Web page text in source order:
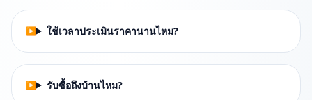
ใช้เวลาประเมินราคานานไหม?
รับซื้อถึงบ้านไหม?